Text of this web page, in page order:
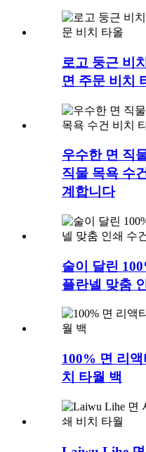
로고 둥근 비
면 주문 비치
우수한 면 직
직물 목욕 수
계합니다
술이 달린
플란넬 맞춤
100% 면 리액
치 타월 백